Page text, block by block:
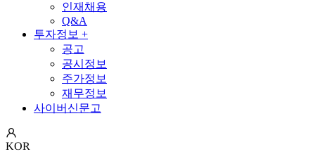
인재채용
Q&A
투자정보 +
공고
공시정보
주가정보
재무정보
사이버신문고
KOR